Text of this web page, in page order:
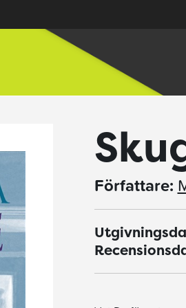
Författare: